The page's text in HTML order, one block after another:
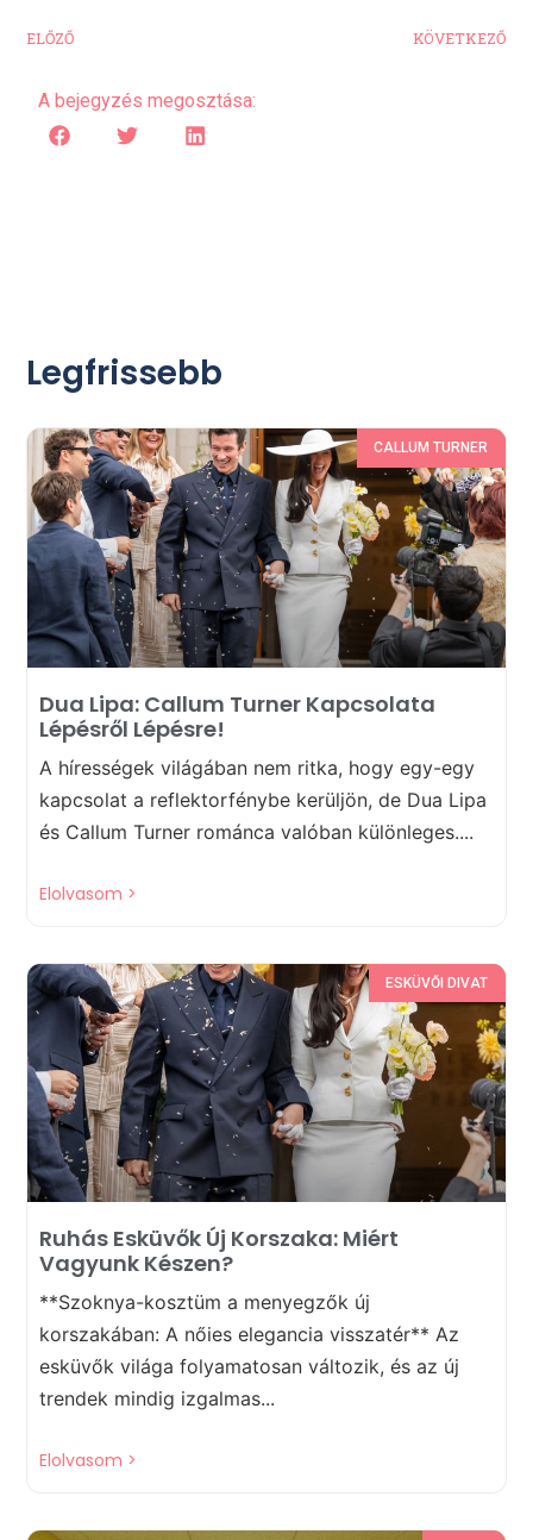
ELŐZŐ KÖVETKEZŐ
A bejegyzés megosztása:
Legfrissebb
CALLUM TURNER
Dua Lipa: Callum Turner Kapcsolata
Lépésről Lépésre!
A hírességek világában nem ritka, hogy egy-egy
kapcsolat a reflektorfénybe kerüljön, de Dua Lipa
és Callum Turner románca valóban különleges....
Elolvasom >
ESKÜVŐI DIVAT
Ruhás Esküvők Új Korszaka: Miért
Vagyunk Készen?
**Szoknya-kosztüm a menyegzők új
korszakában: A nőies elegancia visszatér** Az
esküvők világa folyamatosan változik, és az új
trendek mindig izgalmas...
Elolvasom >